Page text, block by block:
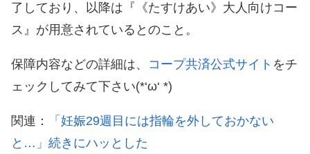
了しており、以降は『《たすけあい》大人向けコー
ス』が用意されているとのこと。
保障内容などの詳細は、 コープ共済公式サイト をチ
ェックしてみて下さい(*‘ω‘ *)
関連：
「妊娠29週目には指輪を外しておかない
と…」続きにハッとした